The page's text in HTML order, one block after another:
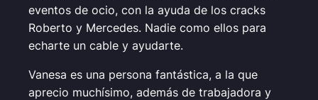
eventos de ocio, con la ayuda de los cracks
Roberto y Mercedes. Nadie como ellos para
echarte un cable y ayudarte.
Vanesa es una persona fantástica, a la que
aprecio muchísimo, además de trabajadora y